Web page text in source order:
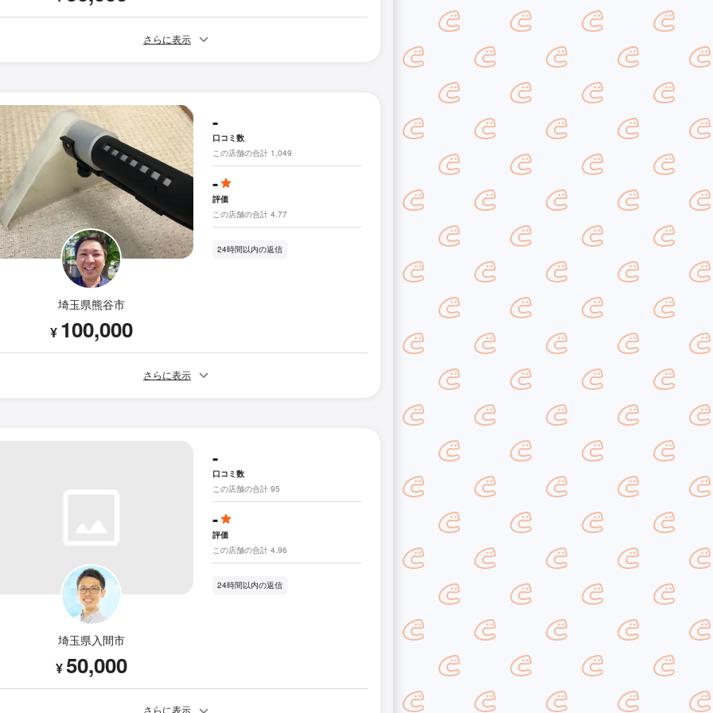
さらに表示
埼玉県熊谷市
¥ 100,000
-
口コミ数
この店舗の合計 1,049
-
評価
この店舗の合計 4.77
24時間以内の返信
さらに表示
埼玉県入間市
¥50,000
-
口コミ数
この店舗の合計 95
-
評価
この店舗の合計 4.96
24時間以内の返信